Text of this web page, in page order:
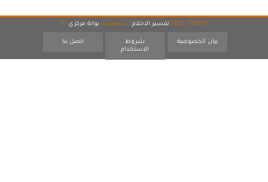
© 2007 - 2026 تفسير الاحلام احد اقسام بوابة مركزي 17
بيان الخصوصية
شروط
الاستخدام
اتصل بنا